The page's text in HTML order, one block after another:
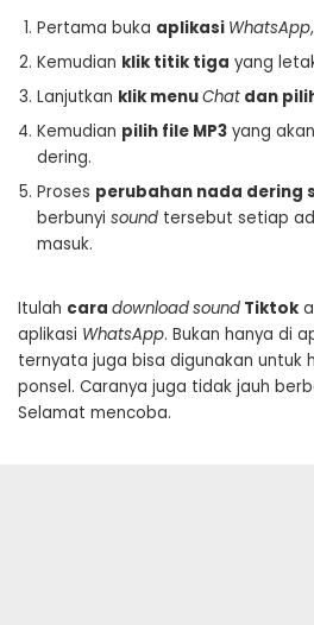
Pertama buka aplikasi WhatsApp,
Kemudian klik titik tiga yang
Lanjutkan klik menuChat dan
Kemudian pilih file MP3 yang
dering.
Proses perubahan nada dering
berbunyi sound tersebut setiap
masuk.
Itulah cara downloadsound Tiktok
aplikasi WhatsApp. Bukan hanya di
ternyata juga bisa digunakan untuk
ponsel. Caranya juga tidak jauh
Selamat mencoba.